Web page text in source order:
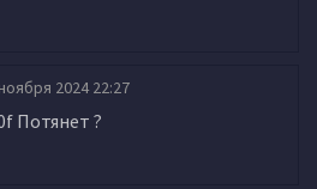
2024 22:27
Потянет ?